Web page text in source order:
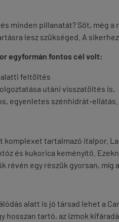
minden pillanatát? Sőt, még
lesz szükséged. A
egyformán fontos cél volt:
alatti feltöltés
utáni visszatöltés is,
egyenletes szénhidrát-ellátás.
komplexet tartalmazó italpor.
és kukorica keményítő.
révén egy részük gyorsan,
alatt is jó társad lehet a
hosszan tartó, az izmok